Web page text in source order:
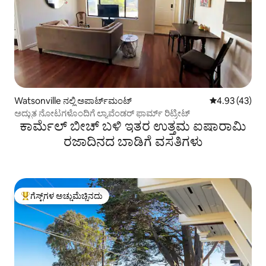
Watsonville ನಲ್ಲಿ ಅಪಾರ್ಟ್‌ಮಂಟ್ 5 ರಲ್ಲಿ 4.93
4.93 (43)
ಅದ್ಭುತ ನೋಟಗಳೊಂದಿಗೆ ಲ್ಯಾವೆಂಡರ್ ಫಾರ್ಮ್ ರಿಟ್ರೀಟ್
ಕಾರ್ಮೆಲ್ ಬೀಚ್ ಬಳಿ ಇತರ ಉತ್ತಮ ಐಷಾರಾಮಿ
ರಜಾದಿನದ ಬಾಡಿಗೆ ವಸತಿಗಳು
ಗೆಸ್ಟ್‌ಗಳಿಗೆ ಅತಿ ಹೆಚ್ಚು ಅಚ್ಚುಮೆಚ್ಚಿನದು
ಗೆಸ್ಟ್‌ಗಳ ಅಚ್ಚುಮೆಚ್ಚಿನದು